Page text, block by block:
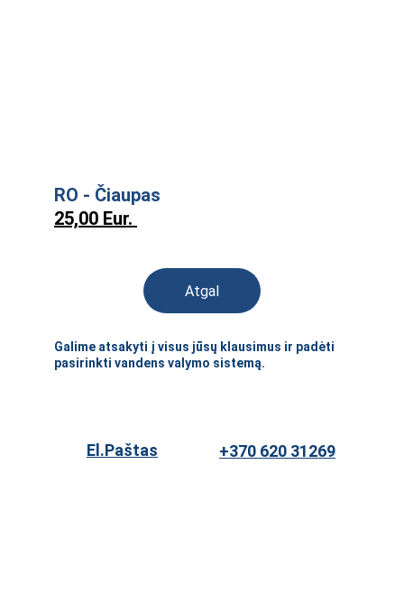
RO - Čiaupas
25,00 Eur.
Atgal
Galime atsakyti į visus jūsų klausimus ir padėti
pasirinkti vandens valymo sistemą.
El.Paštas +370 620 31269